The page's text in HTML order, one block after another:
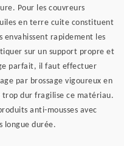
Pour les couvreurs
en terre cuite constituent
envahissent rapidement les
sur un support propre et
parfait, il faut effectuer
par brossage vigoureux en
dur fragilise ce matériau.
anti-mousses avec
longue durée.